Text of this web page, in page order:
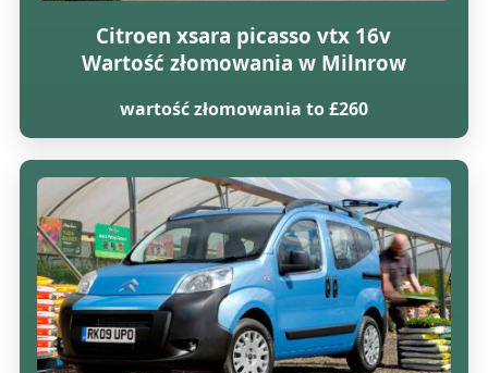
Citroen xsara picasso vtx 16v
Wartość złomowania w Milnrow
wartość złomowania to £260